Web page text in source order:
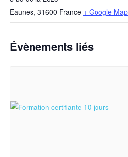
Eaunes, 31600 France + Google Map
Évènements liés